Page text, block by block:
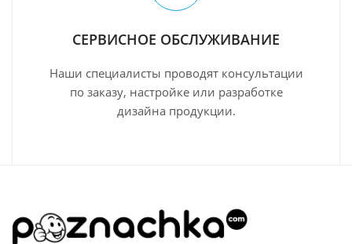
СЕРВИСНОЕ ОБСЛУЖИВАНИЕ
Наши специалисты проводят консультации
по заказу, настройке или разработке
дизайна продукции.